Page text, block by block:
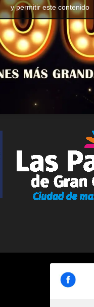
y permitir este contenido